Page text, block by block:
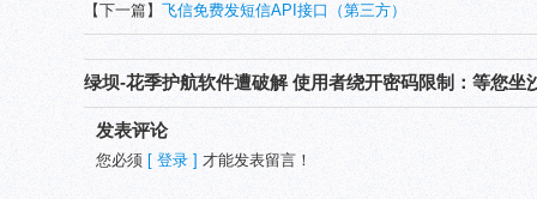
【下一篇】 飞信免费发短信API接口（第三方）
绿坝-花季护航软件遭破解 使用者绕开密码限制：等您坐
发表评论
您必须 [ 登录 ] 才能发表留言！